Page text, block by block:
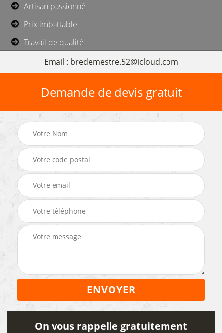
Artisan passionné
Prix imbattable
Travail de qualité
Email : bredemestre.52@icloud.com
Demande de devis gratuit
On vous rappelle gratuitement